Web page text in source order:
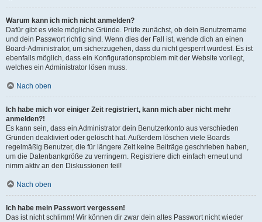
Warum kann ich mich nicht anmelden?
Dafür gibt es viele mögliche Gründe. Prüfe zunächst, ob dein Benutzername
und dein Passwort richtig sind. Wenn dies der Fall ist, wende dich an einen
Board-Administrator, um sicherzugehen, dass du nicht gesperrt wurdest. Es ist
ebenfalls möglich, dass ein Konfigurationsproblem mit der Website vorliegt,
welches ein Administrator lösen muss.
Nach oben
Ich habe mich vor einiger Zeit registriert, kann mich aber nicht mehr
anmelden?!
Es kann sein, dass ein Administrator dein Benutzerkonto aus verschieden
Gründen deaktiviert oder gelöscht hat. Außerdem löschen viele Boards
regelmäßig Benutzer, die für längere Zeit keine Beiträge geschrieben haben,
um die Datenbankgröße zu verringern. Registriere dich einfach erneut und
nimm aktiv an den Diskussionen teil!
Nach oben
Ich habe mein Passwort vergessen!
Das ist nicht schlimm! Wir können dir zwar dein altes Passwort nicht wieder